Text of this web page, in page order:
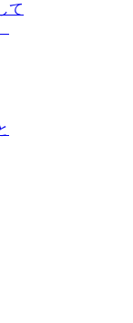
て